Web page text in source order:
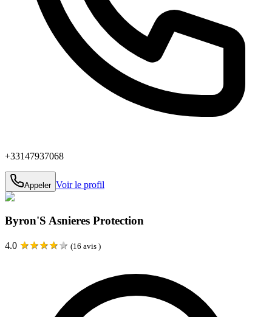
+33147937068
Appeler Voir le profil
Byron'S Asnieres Protection
4.0 ★★★★★ (16 avis )